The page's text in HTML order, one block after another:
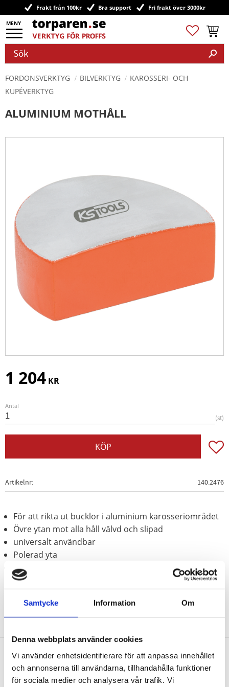
Samtycke Information Om
Denna webbplats använder cookies
Vi använder enhetsidentifierare för att anpassa innehållet
och annonserna till användarna, tillhandahålla funktioner
för sociala medier och analysera vår trafik. Vi
Meny
Frakt från 100kr Bra support Fri frakt över 3000kr
Favoriter
FORDONSVERKTYG BILVERKTYG
KAROSSERI- OCH
KUPÉVERKTYG
ALUMINIUM MOTHÅLL
1 204 KR
Antal
st
KÖP
Artikelnr 140.2476
För att rikta ut bucklor i aluminium karosseriområdet
Övre ytan mot alla håll välvd och slipad
universalt användbar
Polerad yta
Aluminium
Nyhetsbrev